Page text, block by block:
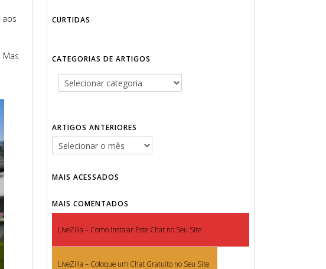
CURTIDAS
CATEGORIAS DE ARTIGOS
ARTIGOS ANTERIORES
MAIS ACESSADOS
MAIS COMENTADOS
LiveZilla – Como Instalar Este Chat no Seu Site
LiveZilla – Coloque um Chat Gratuito no Seu Site